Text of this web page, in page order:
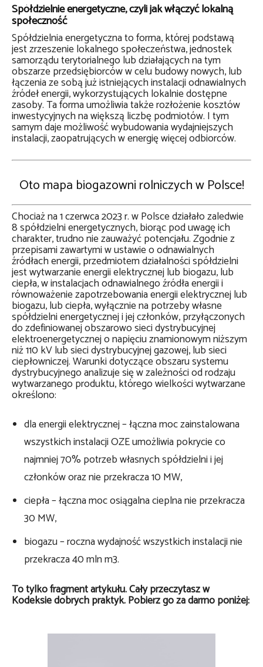
Spółdzielnie energetyczne, czyli jak włączyć lokalną
społeczność
Spółdzielnia energetyczna to forma, której podstawą
jest zrzeszenie lokalnego społeczeństwa, jednostek
samorządu terytorialnego lub działających na tym
obszarze przedsiębiorców w celu budowy nowych, lub
łączenia ze sobą już istniejących instalacji odnawialnych
źródeł energii, wykorzystujących lokalnie dostępne
zasoby. Ta forma umożliwia także rozłożenie kosztów
inwestycyjnych na większą liczbę podmiotów. I tym
samym daje możliwość wybudowania wydajniejszych
instalacji, zaopatrujących w energię więcej odbiorców.
Oto mapa biogazowni rolniczych w Polsce!
Chociaż na 1 czerwca 2023 r. w Polsce działało zaledwie
8 spółdzielni energetycznych, biorąc pod uwagę ich
charakter, trudno nie zauważyć potencjału. Zgodnie z
przepisami zawartymi w ustawie o odnawialnych
źródłach energii, przedmiotem działalności spółdzielni
jest wytwarzanie energii elektrycznej lub biogazu, lub
ciepła, w instalacjach odnawialnego źródła energii i
równoważenie zapotrzebowania energii elektrycznej lub
biogazu, lub ciepła, wyłącznie na potrzeby własne
spółdzielni energetycznej i jej członków, przyłączonych
do zdefiniowanej obszarowo sieci dystrybucyjnej
elektroenergetycznej o napięciu znamionowym niższym
niż 110 kV lub sieci dystrybucyjnej gazowej, lub sieci
ciepłowniczej. Warunki dotyczące obszaru systemu
dystrybucyjnego analizuje się w zależności od rodzaju
wytwarzanego produktu, którego wielkości wytwarzane
określono:
dla energii elektrycznej – łączna moc zainstalowana
wszystkich instalacji OZE umożliwia pokrycie co
najmniej 70% potrzeb własnych spółdzielni i jej
członków oraz nie przekracza 10 MW,
ciepła – łączna moc osiągalna cieplna nie przekracza
30 MW,
biogazu – roczna wydajność wszystkich instalacji nie
przekracza 40 mln m3.
To tylko fragment artykułu. Cały przeczytasz w
Kodeksie dobrych praktyk. Pobierz go za darmo poniżej: